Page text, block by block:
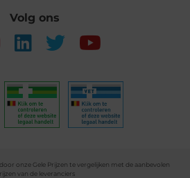
Volg ons
onze Gele Prijzen te vergelijken met de aanbevolen
van de leveranciers